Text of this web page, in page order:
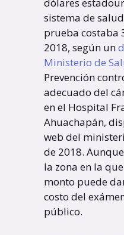
dólares
sistema de
prueba costaba
2018, según un
Ministerio de
Prevención
adecuado del
en el Hospital
Ahuachapán,
web del
de 2018.
la zona en la
monto puede
costo del
público.